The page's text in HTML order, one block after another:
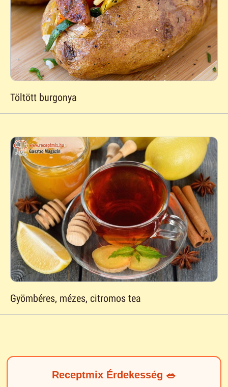
Töltött burgonya
Gyömbéres, mézes, citromos tea
Receptmix Érdekesség 🥗